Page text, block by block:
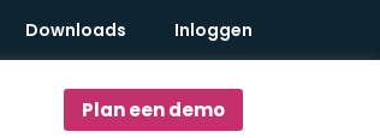
Downloads Inloggen
Plan een demo